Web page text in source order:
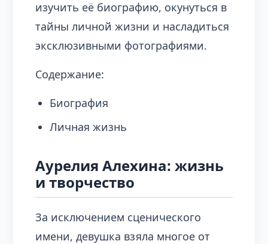
изучить её биографию, окунуться в
тайны личной жизни и насладиться
эксклюзивными фотографиями.
Содержание:
Биография
Личная жизнь
Аурелия Алехина: жизнь
и творчество
За исключением сценического
имени, девушка взяла многое от